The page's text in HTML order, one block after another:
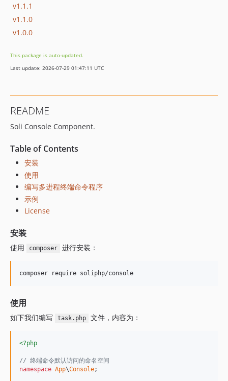
v1.1.1
v1.1.0
v1.0.0
This package is auto-updated.
Last update: 2026-07-29 01:47:11 UTC
README
Soli Console Component.
Table of Contents
安装
使用
编写多进程终端命令程序
示例
License
安装
使用 composer 进行安装：
使用
如下我们编写 task.php 文件，内容为：
<?php
// 终端命令默认访问的命名空间
namespace App\Console;